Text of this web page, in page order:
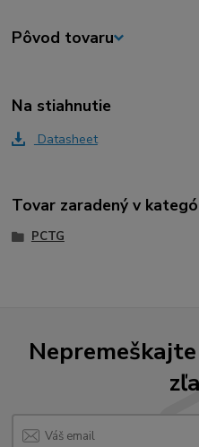
Pôvod tovaru
Na stiahnutie
Datasheet
Tovar zaradený v
PCTG